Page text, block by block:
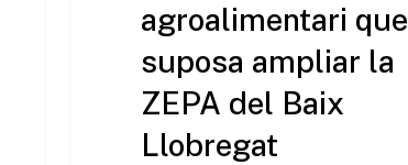
agroalimentari que
suposa ampliar la
ZEPA del Baix
Llobregat